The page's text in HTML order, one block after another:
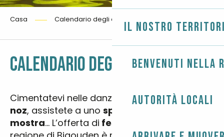
Il nostro
Benvenuti nella
Autorità locali
Casa Calendario degli eventi
CALENDARIO DEGLI EVENTI
Cimentatevi nelle danze bretoni aun fest-
noz, assistete a uno spettacolo
mostra… L’offerta di festival